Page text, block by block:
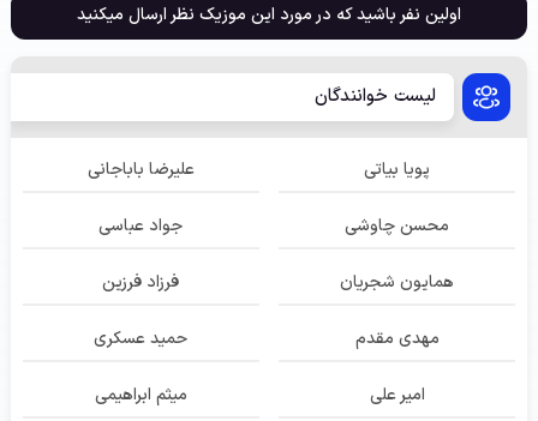
اولین نفر باشید که در مورد این موزیک نظر ارسال میکنید
لیست خوانندگان
پویا بیاتی علیرضا باباجانی
محسن چاوشی جواد عباسی
همایون شجریان فرزاد فرزین
مهدی مقدم حمید عسکری
امیر علی میثم ابراهیمی